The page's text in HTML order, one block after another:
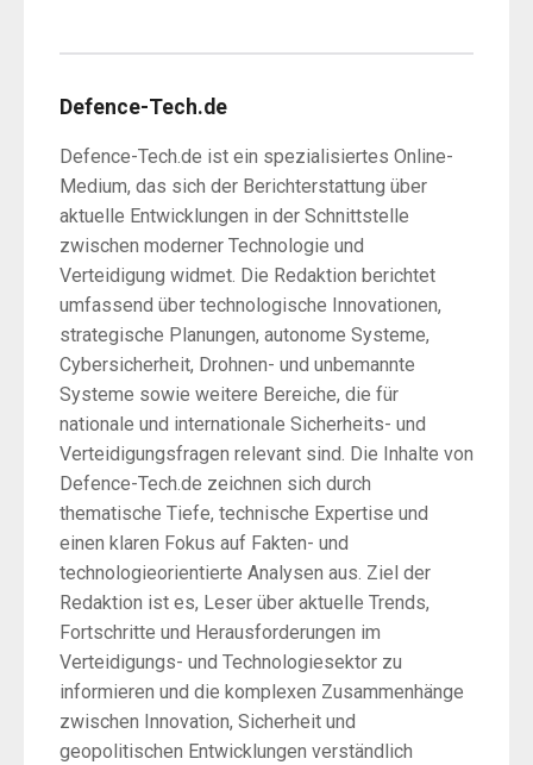
Defence-Tech.de
Defence-Tech.de ist ein spezialisiertes Online-
Medium, das sich der Berichterstattung über
aktuelle Entwicklungen in der Schnittstelle
zwischen moderner Technologie und
Verteidigung widmet. Die Redaktion berichtet
umfassend über technologische Innovationen,
strategische Planungen, autonome Systeme,
Cybersicherheit, Drohnen- und unbemannte
Systeme sowie weitere Bereiche, die für
nationale und internationale Sicherheits- und
Verteidigungsfragen relevant sind. Die Inhalte von
Defence-Tech.de zeichnen sich durch
thematische Tiefe, technische Expertise und
einen klaren Fokus auf Fakten- und
technologieorientierte Analysen aus. Ziel der
Redaktion ist es, Leser über aktuelle Trends,
Fortschritte und Herausforderungen im
Verteidigungs- und Technologiesektor zu
informieren und die komplexen Zusammenhänge
zwischen Innovation, Sicherheit und
geopolitischen Entwicklungen verständlich